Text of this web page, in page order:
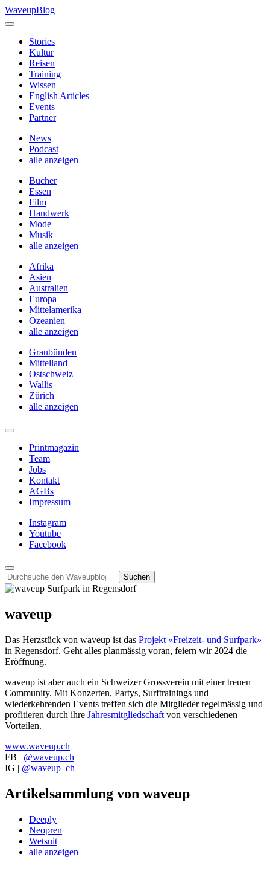
Skip
to
WaveupBlog
Stories
Kultur
Reisen
Training
Wissen
English Articles
Events
Partner
News
Podcast
alle anzeigen
Bücher
Essen
Film
Handwerk
Mode
Musik
alle anzeigen
Afrika
Asien
Australien
Europa
Mittelamerika
Ozeanien
alle anzeigen
Graubünden
Mittelland
Ostschweiz
Wallis
Zürich
alle anzeigen
Printmagazin
Team
Jobs
Kontakt
AGBs
Impressum
Instagram
Youtube
Facebook
Search
for:
waveup
Das Herzstück von waveup ist das Projekt «Freizeit- und Surfpark»
in Regensdorf. Geht alles planmässig voran, feiern wir 2024 die
Eröffnung.
waveup ist aber auch ein Schweizer Grossverein mit einer treuen
Community. Mit Konzerten, Partys, Surftrainings und
wiederkehrenden Events treffen sich die Mitglieder regelmässig und
profitieren durch ihre Jahresmitgliedschaft von verschiedenen
Vorteilen.
www.waveup.ch
FB | @waveup.ch
IG | @waveup_ch
Artikelsammlung von waveup
Deeply
Neopren
Wetsuit
alle anzeigen